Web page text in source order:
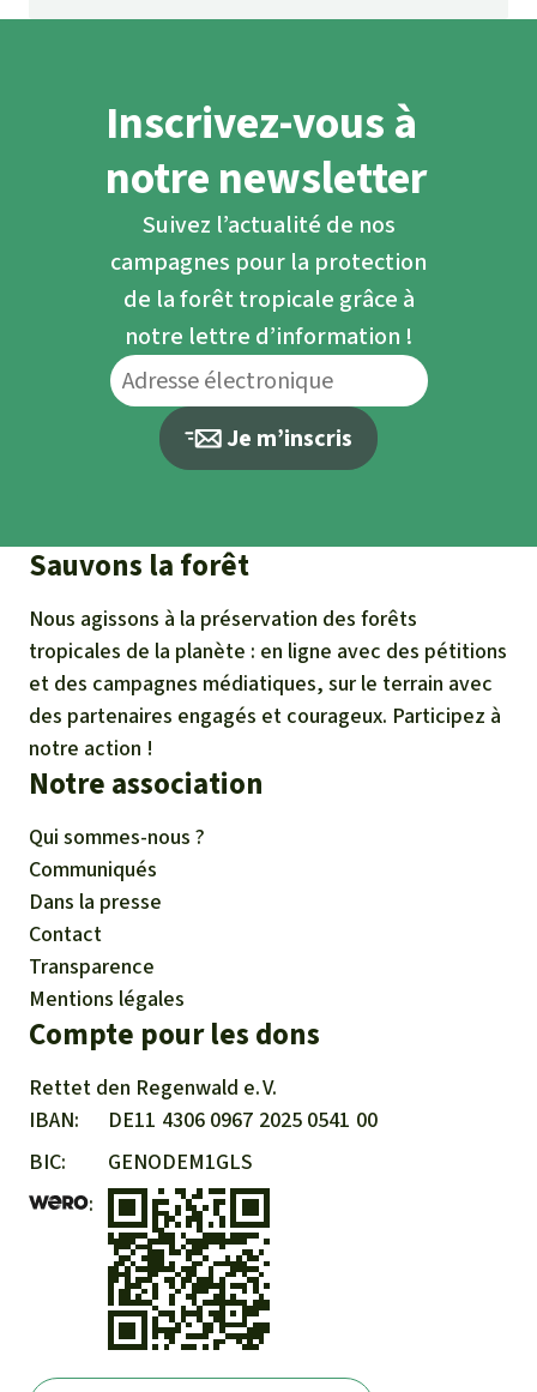
Inscrivez-vous à
notre newsletter
Suivez l’actualité de nos
campagnes pour la protection
de la forêt tropicale grâce à
notre lettre d’information !
Je m’inscris
Sauvons la forêt
Nous agissons à la préservation des forêts
tropicales de la planète : en ligne avec des pétitions
et des campagnes médiatiques, sur le terrain avec
des partenaires engagés et courageux. Participez à
notre action !
Notre association
Qui sommes-nous ?
Communiqués
Dans la presse
Contact
Transparence
Mentions légales
Compte pour les dons
Rettet den Regenwald e. V.
IBAN
DE11 4306 0967 2025 0541 00
BIC
GENODEM1GLS